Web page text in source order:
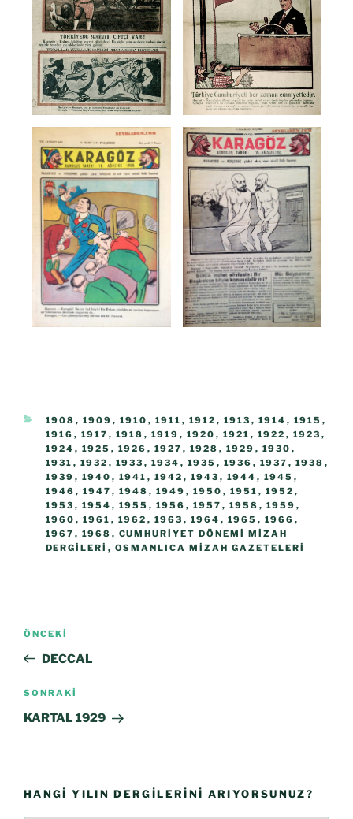
1908 , 1909 , 1910 , 1911 , 1912 , 1913 , 1914 , 1915 ,
1916 , 1917 , 1918 , 1919 , 1920 , 1921 , 1922 , 1923 ,
1924 , 1925 , 1926 , 1927 , 1928 , 1929 , 1930 ,
1931 , 1932 , 1933 , 1934 , 1935 , 1936 , 1937 , 1938 ,
1939 , 1940 , 1941 , 1942 , 1943 , 1944 , 1945 ,
1946 , 1947 , 1948 , 1949 , 1950 , 1951 , 1952 ,
1953 , 1954 , 1955 , 1956 , 1957 , 1958 , 1959 ,
1960 , 1961 , 1962 , 1963 , 1964 , 1965 , 1966 ,
1967 , 1968 , CUMHURIYET DÖNEMI MIZAH
DERGILERI , OSMANLICA MIZAH GAZETELERI
ÖNCEKI
DECCAL
SONRAKI
KARTAL 1929
HANGI YILIN DERGILERINI ARIYORSUNUZ?